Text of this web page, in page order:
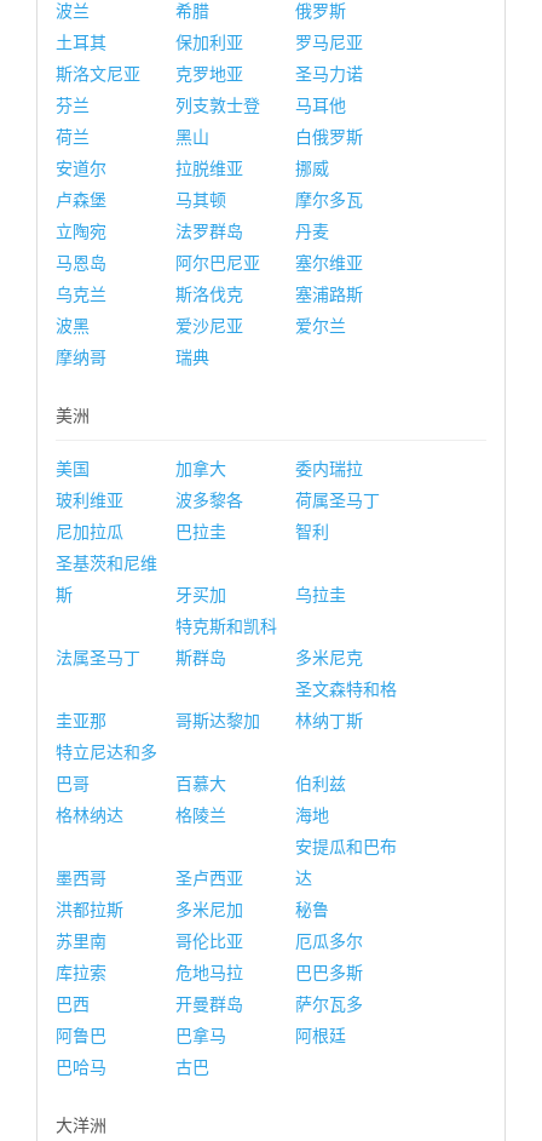
波兰
希腊
俄罗斯
土耳其
保加利亚
罗马尼亚
斯洛文尼亚
克罗地亚
圣马力诺
芬兰
列支敦士登
马耳他
荷兰
黑山
白俄罗斯
安道尔
拉脱维亚
挪威
卢森堡
马其顿
摩尔多瓦
立陶宛
法罗群岛
丹麦
马恩岛
阿尔巴尼亚
塞尔维亚
乌克兰
斯洛伐克
塞浦路斯
波黑
爱沙尼亚
爱尔兰
摩纳哥
瑞典
美洲
美国 加拿大
委内瑞拉
玻利维亚
波多黎各
荷属圣马丁
尼加拉瓜
巴拉圭
智利
圣基茨和尼维
斯
牙买加 乌拉圭
法属圣马丁
特克斯和凯科
斯群岛
多米尼克
圭亚那 哥斯达黎加
圣文森特和格
林纳丁斯
特立尼达和多
巴哥
百慕大
伯利兹
格林纳达
格陵兰 海地
墨西哥 圣卢西亚
安提瓜和巴布
达
洪都拉斯
多米尼加
秘鲁
苏里南
哥伦比亚
厄瓜多尔
库拉索
危地马拉
巴巴多斯
巴西
开曼群岛
萨尔瓦多
阿鲁巴
巴拿马
阿根廷
巴哈马
古巴
大洋洲